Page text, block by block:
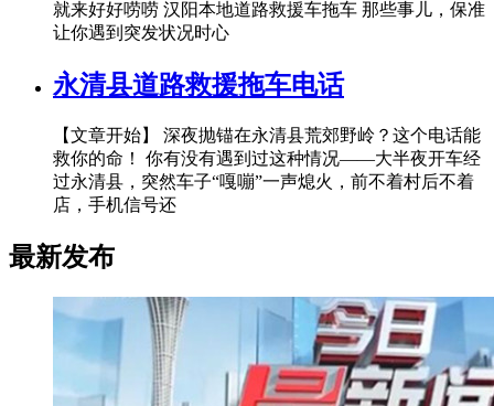
就来好好唠唠 汉阳本地道路救援车拖车 那些事儿，保准
让你遇到突发状况时心
永清县道路救援拖车电话
【文章开始】 深夜抛锚在永清县荒郊野岭？这个电话能
救你的命！ 你有没有遇到过这种情况——大半夜开车经
过永清县，突然车子“嘎嘣”一声熄火，前不着村后不着
店，手机信号还
最新发布